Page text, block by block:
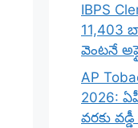
IBPS
11,403
వెంటనే
AP
2026:
వరకు